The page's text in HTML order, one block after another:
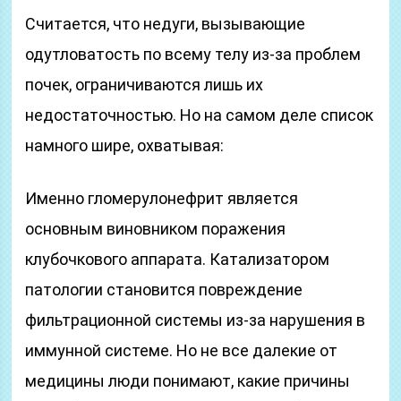
Считается, что недуги, вызывающие
одутловатость по всему телу из-за проблем
почек, ограничиваются лишь их
недостаточностью. Но на самом деле список
намного шире, охватывая:
Именно гломерулонефрит является
основным виновником поражения
клубочкового аппарата. Катализатором
патологии становится повреждение
фильтрационной системы из-за нарушения в
иммунной системе. Но не все далекие от
медицины люди понимают, какие причины